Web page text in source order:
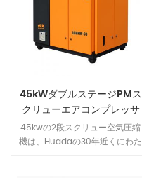
45kWダブルステージPMス
クリューエアコンプレッサ
ー
45kwの2段スクリュー空気圧縮
機は、Huadaの30年近くにわた